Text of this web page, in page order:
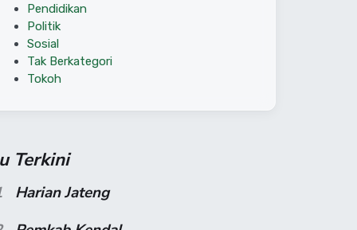
Pendidikan
Politik
Sosial
Tak Berkategori
Tokoh
Terkini
Harian Jateng